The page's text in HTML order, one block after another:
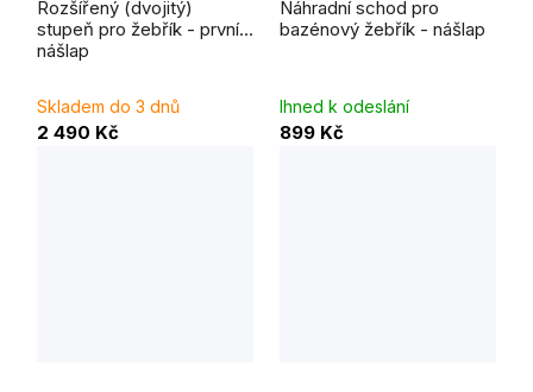
Rozšířený (dvojitý)
stupeň pro žebřík - první
nášlap
Skladem do 3 dnů
2 490 Kč
Náhradní schod pro
bazénový žebřík - nášlap
produktu
je
3,5
Ihned k odeslání
899 Kč